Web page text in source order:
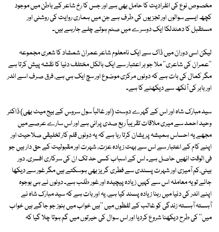
مخصوص نوع کی انفرادیت کا حامل بھی ہے اور جس کا رخ شاعر کے باطن میں موجود
کچھ ایسے سوالوں اور تجزیوں کی طرف ہے جن میں ہماری روایت کی روشنی اور
مستقبل کا دھندلکا ایک دوسرے میں صنم ہوتے چلے جارہے ہیں۔
لیکن اسی دوران میں ڈاک سے ایک نامعلوم شاعر عمران شمشاد کا شعری مجموعہ
''عمران کی شاعری'' ملا جو ہر اعتبار سے ایک بالکل مختلف دنیا کا نقشہ پیش کرتا ہے
مگر کمال کی بات ہے کہ دونوں مرکزی موضوع اور سچ ایک ہی ہے، فرق صرف اسے اندر
اور باہر کی آنکھ سے دیکھنے کا ہے۔
سید مبارک شاہ اور اس کے گہرے دوست (اور غالباً سول سروس کے بیج میٹ بھی) ڈاکٹر
وحید احمد سے میری ملاقات تقریباً ربع صدی پرانی ہے اور اس سارے عرصے میں
مجھے یہ احساس ہمیشہ پریشان کرتا رہا ہے کہ یہ دونوں قلم کار تخلیقی صلاحیت اور
اپنے کام کے اعتبار سے اس سے بہت زیادہ عزت، شہرت اور مقبولیت کے حق دار ہیں جو
فی الوقت انھیں حاصل ہے۔ اس کے اسباب کسی حد تک ان کی سرکاری افسری، دور
بینی،کم آمیزی اور شہرت پسندی سے فطری گریز بھی ہوسکتے ہیں مگر غور سے دیکھا
جائے تو یہ معاملہ اس سے کہیں زیادہ پیچیدہ اور غور طلب ہے۔ دونوں نے ہی بوجوہ
اپنے اندر کی دنیا میں رہنا زیادہ پسند کیا ہے، یہ اور بات ہے کہ سید مبارک شاہ نے
آہستہ آہستہ زندگی کو غالب کے لفظوں میں ''ہیں خواب میں ہنوز جو جاگے ہیں خواب
میں'' کی طرح دیکھنا شروع کردیا اور اس سوال کی حیرتوں میں گم ہوتا چلا گیا کہ